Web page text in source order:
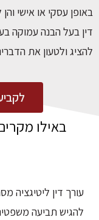
באופן עסקי או אישי
דין בעל הבנה עמוקה
להציג ולטעון את
באילו
עורך דין ליטיגציה
להגיש תביעה